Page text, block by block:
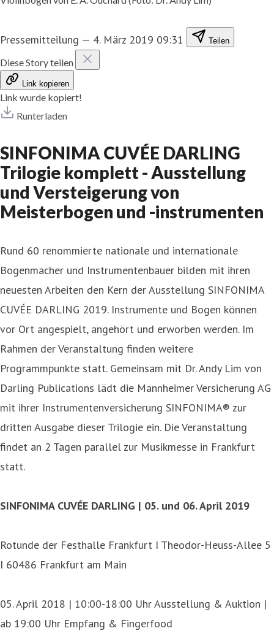
Pressemitteilung — 4. März 2019 09:31 Teilen
Diese Story teilen
Link kopieren
Link wurde kopiert!
Runterladen
SINFONIMA CUVÉE DARLING
Trilogie komplett - Ausstellung
und Versteigerung von
Meisterbogen und -instrumenten
Rund 60 renommierte nationale und internationale
Bogenmacher und Instrumentenbauer bilden mit ihren
neuesten Arbeiten den Kern der Ausstellung SINFONIMA
CUVÉE DARLING 2019. Instrumente und Bogen können
vor Ort angespielt, angehört und erworben werden. Im
Rahmen der Veranstaltung finden weitere
Programmpunkte statt. Gemeinsam mit Dr. Andy Lim von
Darling Publications lädt die Mannheimer Versicherung AG
mit ihrer Instrumentenversicherung SINFONIMA® zur
dritten Ausgabe dieser Trilogie ein. Die Veranstaltung
findet an 2 Tagen parallel zur Musikmesse in Frankfurt
statt.
SINFONIMA CUVÉE DARLING | 05. und 06. April 2019
Rotunde der Festhalle Frankfurt I Theodor-Heuss-Allee 5
I 60486 Frankfurt am Main
05. April 2018 | 10:00-18:00 Uhr Ausstellung & Auktion |
ab 19:00 Uhr Empfang & Fingerfood